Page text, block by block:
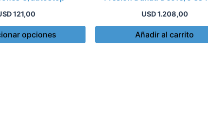
121,00
opciones
USD1.208,00
Añadir al carrito